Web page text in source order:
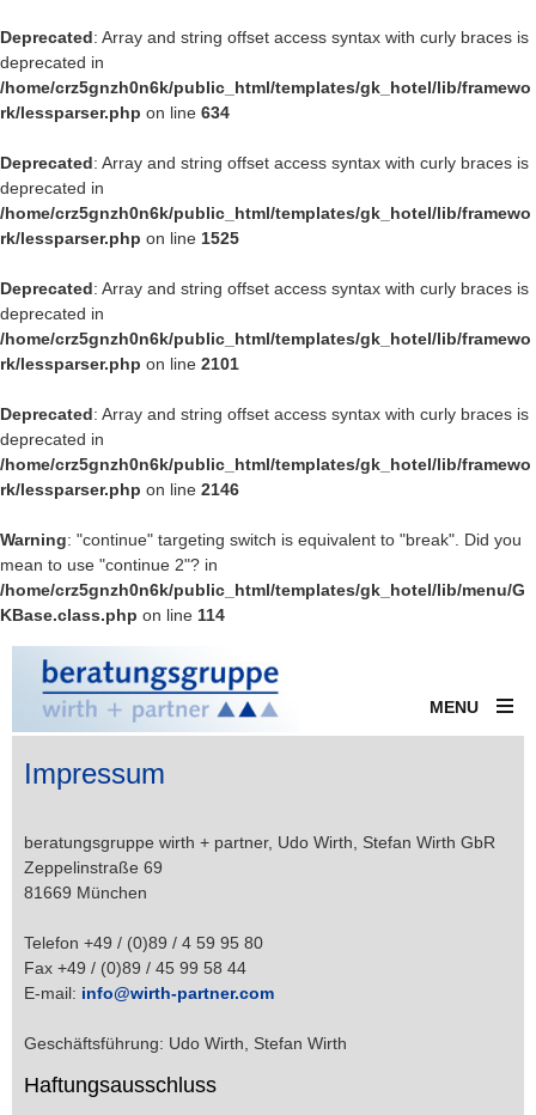
Deprecated: Array and string offset access syntax with curly braces is
deprecated in
/home/crz5gnzh0n6k/public_html/templates/gk_hotel/lib/framewo
rk/lessparser.php on line 634
Deprecated: Array and string offset access syntax with curly braces is
deprecated in
/home/crz5gnzh0n6k/public_html/templates/gk_hotel/lib/framewo
rk/lessparser.php on line 1525
Deprecated: Array and string offset access syntax with curly braces is
deprecated in
/home/crz5gnzh0n6k/public_html/templates/gk_hotel/lib/framewo
rk/lessparser.php on line 2101
Deprecated: Array and string offset access syntax with curly braces is
deprecated in
/home/crz5gnzh0n6k/public_html/templates/gk_hotel/lib/framewo
rk/lessparser.php on line 2146
Warning: "continue" targeting switch is equivalent to "break". Did you
mean to use "continue 2"? in
/home/crz5gnzh0n6k/public_html/templates/gk_hotel/lib/menu/G
KBase.class.php on line 114
MENU
Impressum
beratungsgruppe wirth + partner, Udo Wirth, Stefan Wirth GbR
Zeppelinstraße 69
81669 München
Telefon +49 / (0)89 / 4 59 95 80
Fax +49 / (0)89 / 45 99 58 44
E-mail: info@wirth-partner.com
Geschäftsführung: Udo Wirth, Stefan Wirth
Haftungsausschluss